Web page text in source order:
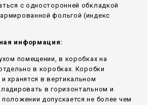
с односторонней обкладкой
фольгой (индекс
информация:
помещении, в коробках на
в коробках. Коробки
хранятся в вертикальном
в горизонтальном и
допускается не более чем